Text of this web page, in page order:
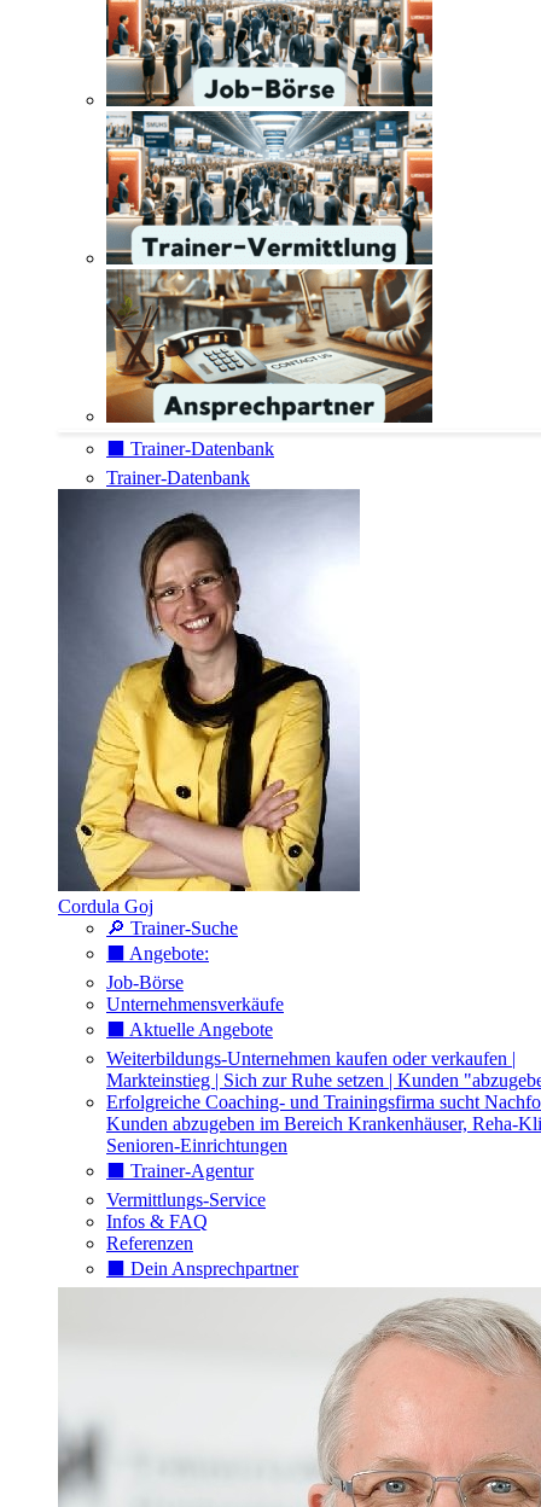
⬛️ Trainer-Datenbank
Trainer-Datenbank
Cordula Goj
🔎 Trainer-Suche
⬛️ Angebote:
Job-Börse
Unternehmensverkäufe
⬛️ Aktuelle Angebote
Weiterbildungs-Unternehmen kaufen oder verkaufen |
Markteinstieg | Sich zur Ruhe setzen | Kunden
Erfolgreiche Coaching- und Trainingsfirma sucht
Kunden abzugeben im Bereich Krankenhäuser, Reha-
Senioren-Einrichtungen
⬛️ Trainer-Agentur
Vermittlungs-Service
Infos & FAQ
Referenzen
⬛️ Dein Ansprechpartner